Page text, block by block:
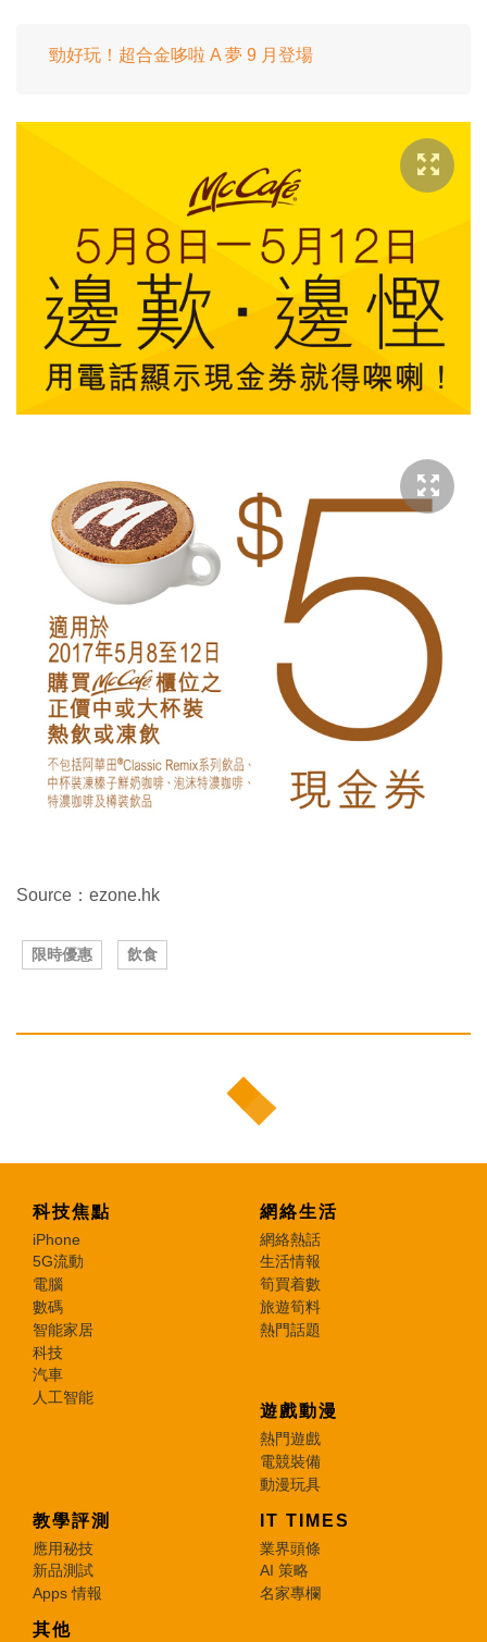
勁好玩！超合金哆啦 A 夢 9 月登場
Source：ezone.hk
限時優惠 飲食
科技焦點
iPhone
5G流動
電腦
數碼
智能家居
科技
汽車
人工智能
網絡生活
網絡熱話
生活情報
筍買着數
旅遊筍料
熱門話題
遊戲動漫
熱門遊戲
電競裝備
動漫玩具
教學評測
應用秘技
新品測試
Apps 情報
IT TIMES
業界頭條
AI 策略
名家專欄
其他